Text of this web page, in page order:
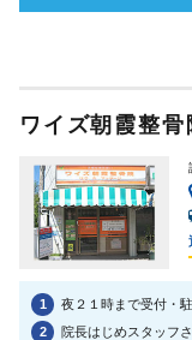
ワイズ朝霞整
1
夜２１時まで受付・
2
院長はじめスタッフ